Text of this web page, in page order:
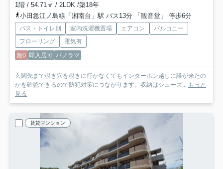
1階 / 54.71㎡ / 2LDK /築18年
小田急江ノ島線「湘南台」駅 バス13分 「観音堂」 停歩6分
バス・トイレ別 室内洗濯機置場 エアコン
バルコニー
フローリング
電気有
敷0 即入居可 パノラマ
玄関先まで覗き穴を覗きに行かなくてもインターホン越しに誰が来たの
かを確認できるので防犯対策につながります。収納はシューズ... もっと
見る
賃貸マンション